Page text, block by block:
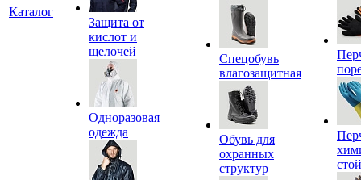
Каталог
Защита от
кислот и
щелочей
Одноразовая
одежда
Спецобувь
влагозащитная
Обувь для
охранных
структур